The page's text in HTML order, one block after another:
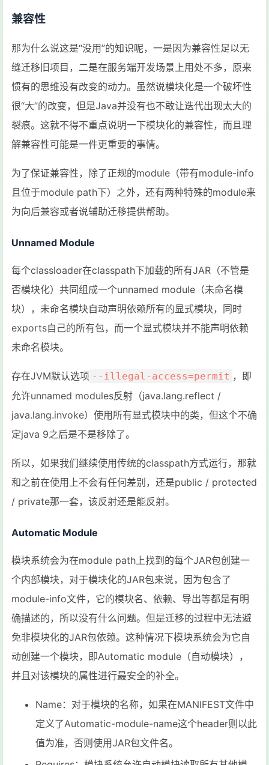
兼容性
那为什么说这是“没用”的知识呢，一是因为兼容性足以无
缝迁移旧项目，二是在服务端开发场景上用处不多，原来
惯有的思维没有改变的动力。虽然说模块化是一个破坏性
很“大”的改变，但是Java并没有也不敢让迭代出现太大的
裂痕。这就不得不重点说明一下模块化的兼容性，而且理
解兼容性可能是一件更重要的事情。
为了保证兼容性，除了正规的module（带有module-info
且位于module path下）之外，还有两种特殊的module来
为向后兼容或者说辅助迁移提供帮助。
Unnamed Module
每个classloader在classpath下加载的所有JAR（不管是
否模块化）共同组成一个unnamed module（未命名模
块），未命名模块自动声明依赖所有的显式模块，同时
exports自己的所有包，而一个显式模块并不能声明依赖
未命名模块。
存在JVM默认选项 --illegal-access=permit ，即
允许unnamed modules反射（java.lang.reflect /
java.lang.invoke）使用所有显式模块中的类，但这个不确
定java 9之后是不是移除了。
所以，如果我们继续使用传统的classpath方式运行，那就
和之前在使用上不会有任何差别，还是public / protected
/ private那一套，该反射还是能反射。
Automatic Module
模块系统会为在module path上找到的每个JAR包创建一
个内部模块，对于模块化的JAR包来说，因为包含了
module-info文件，它的模块名、依赖、导出等都是有明
确描述的，所以没有什么问题。但是迁移的过程中无法避
免非模块化的JAR包依赖。这种情况下模块系统会为它自
动创建一个模块，即Automatic module（自动模块），
并且对该模块的属性进行最安全的补全。
Name：对于模块的名称，如果在MANIFEST文件中
定义了Automatic-module-name这个header则以此
值为准，否则使用JAR包文件名。